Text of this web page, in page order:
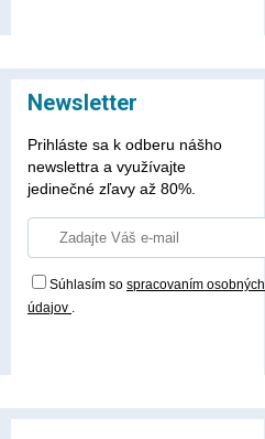
Newsletter
Prihláste sa k odberu nášho
newslettra a využívajte
jedinečné zľavy až 80%.
Súhlasím so spracovaním osobných
údajov .